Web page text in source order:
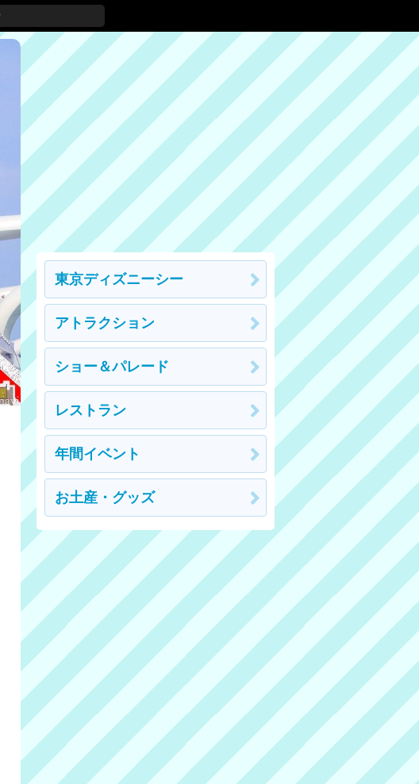
東京ディズニーシー
アトラクション
ショー＆パレード
レストラン
年間イベント
お土産・グッズ